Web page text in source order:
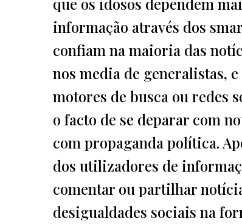
informação através dos
confiam na maioria das
nos media de generalistas,
motores de busca ou redes
o facto de se deparar com
com propaganda política.
dos utilizadores de
comentar ou partilhar
desigualdades sociais na